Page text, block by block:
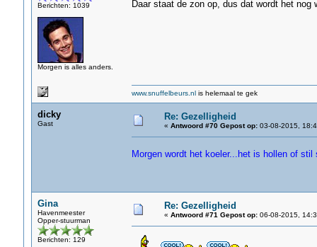
Berichten: 1039
Morgen is alles anders.
Daar staat de zon op, dus dat wordt het nog
www.snuffelbeurs.nlis helemaal te gek
dicky
Gast
Re: Gezelligheid
« Antwoord #70 Gepost op:03-08-2015,
Morgen wordt het koeler...het is hollen of
Gina
Havenmeester
Opper-stuurman
Berichten: 129
Re: Gezelligheid
« Antwoord #71 Gepost op:06-08-2015,